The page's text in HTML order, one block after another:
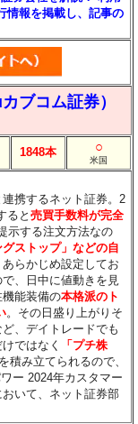
情報を掲載し、記事の
ブコム証券）
1848本 ○
米国
携するネット証券。2
ると売買手数料が完全
示する注文方法なの
グストップ」などの自
らかじめ設定してお
、日中に値動きを見
機能装備の本格派のト
。その日盛り上がりそ
ど、デイトレードでも
ではなく
「プチ株
積み立てられるので、
ー 2024年カスタマー
いて、ネット証券部